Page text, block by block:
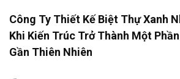
Công Ty Thiết Kế Biệt Thự Xanh
Khi Kiến Trúc Trở Thành Một
Gần Thiên Nhiên